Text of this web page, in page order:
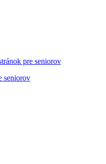
pre seniorov